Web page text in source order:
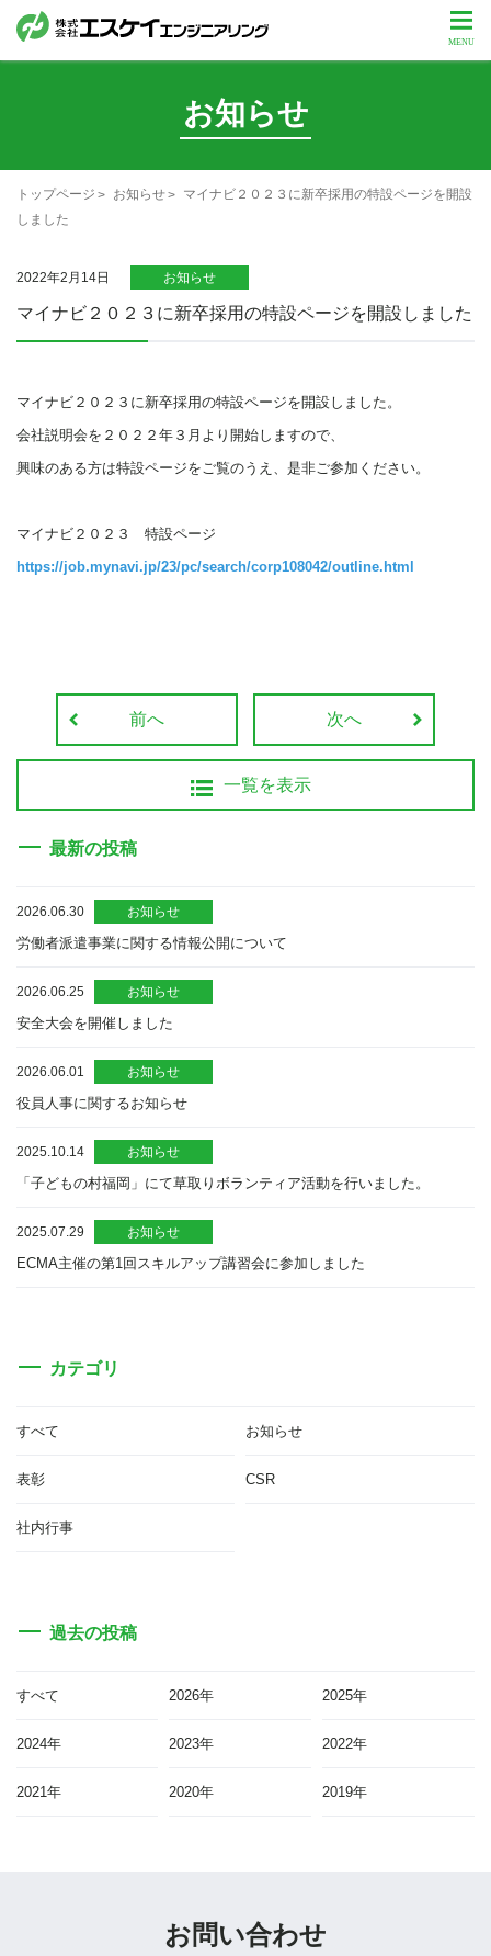
お知らせ
トップページ お知らせ
マイナビ２０２３に新卒採用の特設ページを開設
しました
2022年2月14日 お知らせ
マイナビ２０２３に新卒採用の特設ページを開設しました
マイナビ２０２３に新卒採用の特設ページを開設しました。
会社説明会を２０２２年３月より開始しますので、
興味のある方は特設ページをご覧のうえ、是非ご参加ください。
マイナビ２０２３ 特設ページ
https://job.mynavi.jp/23/pc/search/corp108042/outline.html
前へ
一覧を表示
次へ
最新の投稿
2026.06.30 お知らせ
労働者派遣事業に関する情報公開について
2026.06.25 お知らせ
安全大会を開催しました
2026.06.01 お知らせ
役員人事に関するお知らせ
2025.10.14 お知らせ
「子どもの村福岡」にて草取りボランティア活動を行いました。
2025.07.29 お知らせ
ECMA主催の第1回スキルアップ講習会に参加しました
カテゴリ
すべて お知らせ
表彰 CSR
社内行事
過去の投稿
すべて 2026年 2025年
2024年 2023年 2022年
2021年 2020年 2019年
お問い合わせ